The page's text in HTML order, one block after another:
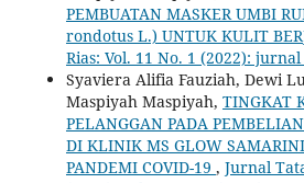
PEMBUATAN MASKER UMBI
rondotus L.) UNTUK KULIT
Rias: Vol. 11 No. 1 (2022):
Syaviera Alifia Fauziah, Dewi
Maspiyah Maspiyah, TINGKAT
PELANGGAN PADA
DI KLINIK MS GLOW
PANDEMI COVID-19 , Jurnal